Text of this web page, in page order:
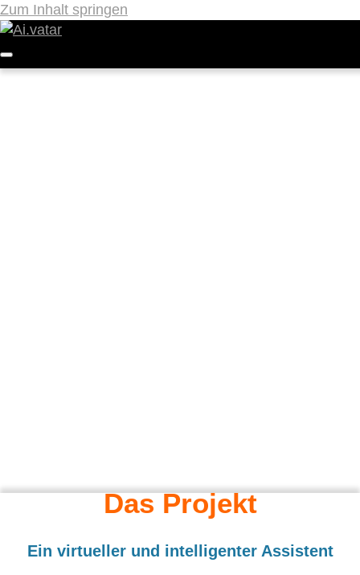
Zum Inhalt springen
Das Projekt
Ein virtueller und intelligenter Assistent